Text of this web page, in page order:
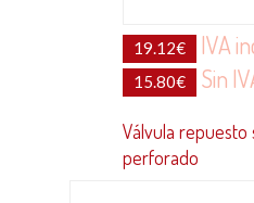
19.12€ IVA
15.80€ Sin
Válvula repuesto
perforado